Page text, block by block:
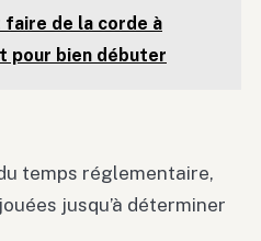
faire de la corde à
pour bien débuter
temps réglementaire,
jusqu’à déterminer